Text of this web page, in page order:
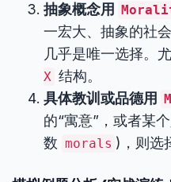
抽象概念用
一宏大、抽象的社
几乎是唯一选择。
X 结构。
具体教训或品德用
的“寓意”，或者某
数 morals )，则选